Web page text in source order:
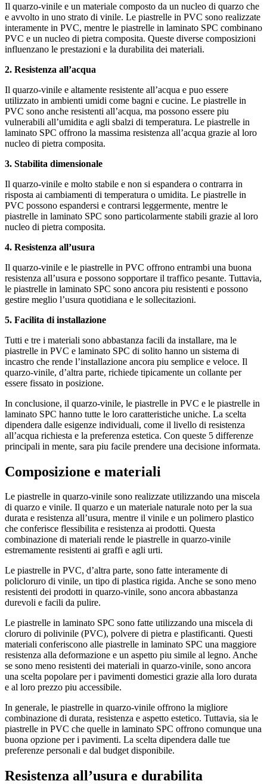
Il quarzo-vinile e un materiale composto da un nucleo di quarzo che
e avvolto in uno strato di vinile. Le piastrelle in PVC sono realizzate
interamente in PVC, mentre le piastrelle in laminato SPC combinano
PVC e un nucleo di pietra composita. Queste diverse composizioni
influenzano le prestazioni e la durabilita dei materiali.
2. Resistenza all’acqua
Il quarzo-vinile e altamente resistente all’acqua e puo essere
utilizzato in ambienti umidi come bagni e cucine. Le piastrelle in
PVC sono anche resistenti all’acqua, ma possono essere piu
vulnerabili all’umidita e agli sbalzi di temperatura. Le piastrelle in
laminato SPC offrono la massima resistenza all’acqua grazie al loro
nucleo di pietra composita.
3. Stabilita dimensionale
Il quarzo-vinile e molto stabile e non si espandera o contrarra in
risposta ai cambiamenti di temperatura o umidita. Le piastrelle in
PVC possono espandersi e contrarsi leggermente, mentre le
piastrelle in laminato SPC sono particolarmente stabili grazie al loro
nucleo di pietra composita.
4. Resistenza all’usura
Il quarzo-vinile e le piastrelle in PVC offrono entrambi una buona
resistenza all’usura e possono sopportare il traffico pesante. Tuttavia,
le piastrelle in laminato SPC sono ancora piu resistenti e possono
gestire meglio l’usura quotidiana e le sollecitazioni.
5. Facilita di installazione
Tutti e tre i materiali sono abbastanza facili da installare, ma le
piastrelle in PVC e laminato SPC di solito hanno un sistema di
incastro che rende l’installazione ancora piu semplice e veloce. Il
quarzo-vinile, d’altra parte, richiede tipicamente un collante per
essere fissato in posizione.
In conclusione, il quarzo-vinile, le piastrelle in PVC e le piastrelle in
laminato SPC hanno tutte le loro caratteristiche uniche. La scelta
dipendera dalle esigenze individuali, come il livello di resistenza
all’acqua richiesta e la preferenza estetica. Con queste 5 differenze
principali in mente, sara piu facile prendere una decisione informata.
Composizione e materiali
Le piastrelle in quarzo-vinile sono realizzate utilizzando una miscela
di quarzo e vinile. Il quarzo e un materiale naturale noto per la sua
durata e resistenza all’usura, mentre il vinile e un polimero plastico
che conferisce flessibilita e resistenza ai prodotti. Questa
combinazione di materiali rende le piastrelle in quarzo-vinile
estremamente resistenti ai graffi e agli urti.
Le piastrelle in PVC, d’altra parte, sono fatte interamente di
policloruro di vinile, un tipo di plastica rigida. Anche se sono meno
resistenti dei prodotti in quarzo-vinile, sono ancora abbastanza
durevoli e facili da pulire.
Le piastrelle in laminato SPC sono fatte utilizzando una miscela di
cloruro di polivinile (PVC), polvere di pietra e plastificanti. Questi
materiali conferiscono alle piastrelle in laminato SPC una maggiore
resistenza alla deformazione e un aspetto piu simile al legno. Anche
se sono meno resistenti dei materiali in quarzo-vinile, sono ancora
una scelta popolare per i pavimenti domestici grazie alla loro durata
e al loro prezzo piu accessibile.
In generale, le piastrelle in quarzo-vinile offrono la migliore
combinazione di durata, resistenza e aspetto estetico. Tuttavia, sia le
piastrelle in PVC che quelle in laminato SPC offrono comunque una
buona opzione per i pavimenti. La scelta dipendera dalle tue
preferenze personali e dal budget disponibile.
Resistenza all’usura e durabilita